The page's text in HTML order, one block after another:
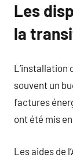
Les
la
L’installation
souvent un
factures
ont été mis
Les aides de